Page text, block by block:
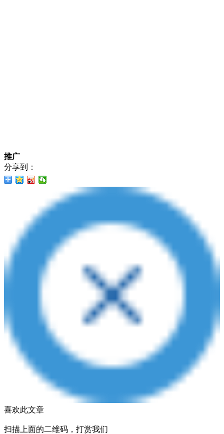
推广
分享到：
喜欢此文章
扫描上面的二维码，打赏我们